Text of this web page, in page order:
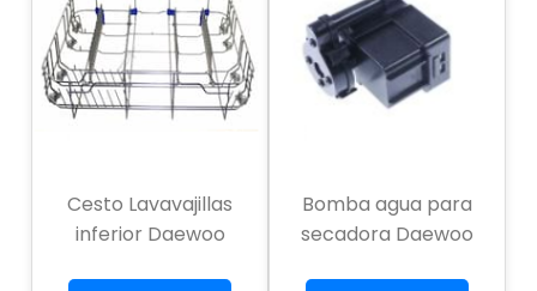
Cesto Lavavajillas
inferior Daewoo
Bomba agua para
secadora Daewoo